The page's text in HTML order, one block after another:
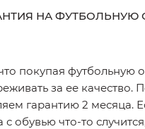
НА ФУТБОЛЬНУЮ
покупая футбольную
за ее качество.
гарантию 2 месяца.
с обувью что-то